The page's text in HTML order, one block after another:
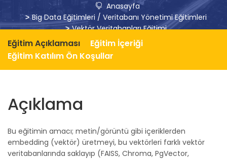
Anasayfa
Big Data Eğitimleri / Veritabanı Yönetimi Eğitimleri
Vektör Veritabanları Eğitimi
Eğitim Açıklaması
Eğitim İçeriği
Eğitim Katılım Ön Koşullar
Açıklama
Bu eğitimin amacı; metin/görüntü gibi içeriklerden
embedding (vektör) üretmeyi, bu vektörleri farklı vektör
veritabanlarında saklayıp (FAISS, Chroma, PgVector,